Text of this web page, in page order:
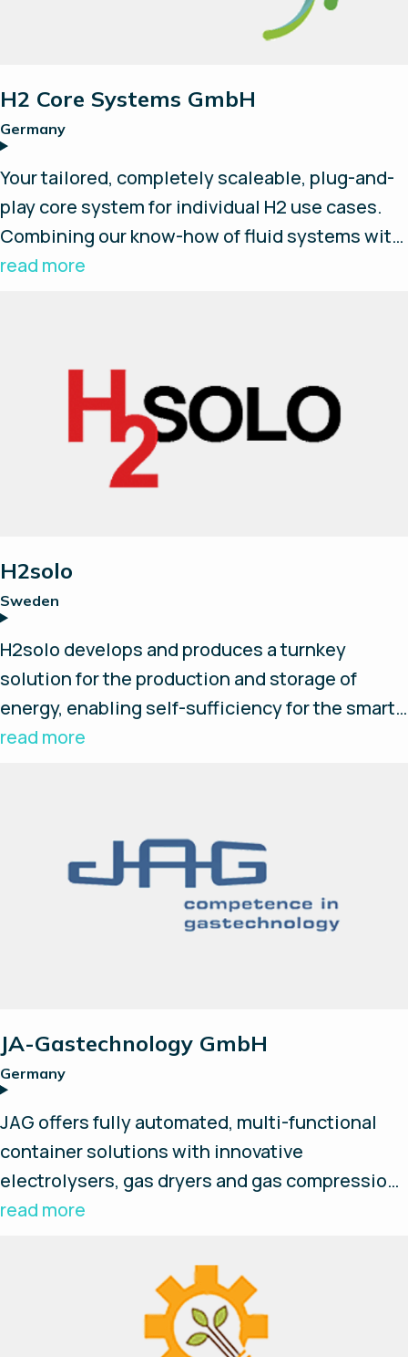
H2 Core Systems GmbH
Germany
Your tailored, completely scaleable, plug-and-
play core system for individual H2 use cases.
Combining our know-how of fluid systems with
innovative Enapter AEM electrolysers and their
we take care of the systems.
read more
H2solo
Sweden
H2solo develops and produces a turnkey
solution for the production and storage of
energy, enabling self-sufficiency for the smart
and independent customer. We believe
and proven suppliers. We strive to form
successful partnerships and explore new
opportunities and technologies to further
read more
JA-Gastechnology GmbH
Germany
JAG offers fully automated, multi-functional
container solutions with innovative
electrolysers, gas dryers and gas compression
– optional with 350bar refueling possibility and
read more